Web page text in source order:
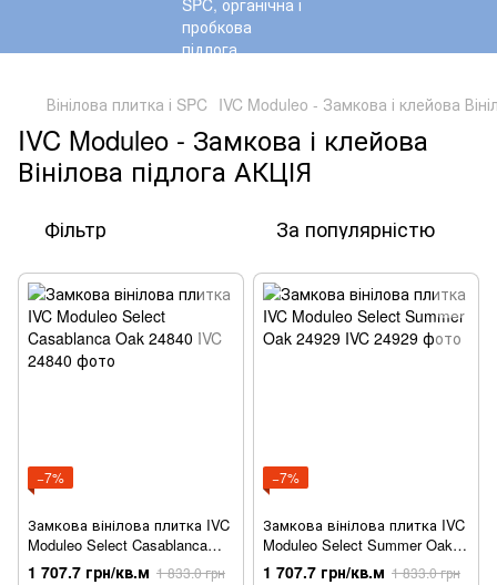
Вінілова плитка і SPC IVC Moduleo - Замкова і клейова
IVC Moduleo - Замкова і клейова
Вінілова підлога АКЦІЯ
Фільтр За популярністю
−7%
Замкова вінілова плитка IVC
Moduleo Select Casablanca
Oak 24840
1 707.7 грн/кв.м 1 833.0 грн
−7%
Замкова вінілова плитка IVC
Moduleo Select Summer Oak
24929
1 707.7 грн/кв.м 1 833.0 грн